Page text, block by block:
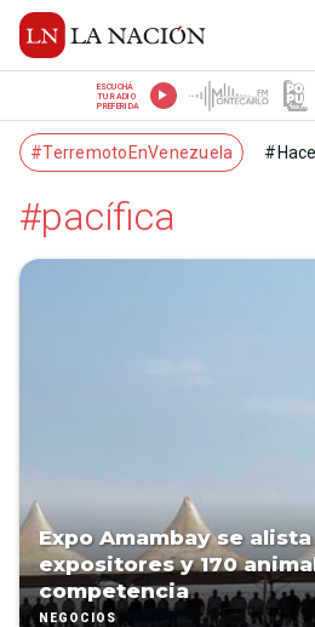
ESCUCHÁ
TU RADIO
PREFERIDA
#TerremotoEnVenezuela
#pacífica
Expo Amambay se alista
expositores y 170
competencia
NEGOCIOS